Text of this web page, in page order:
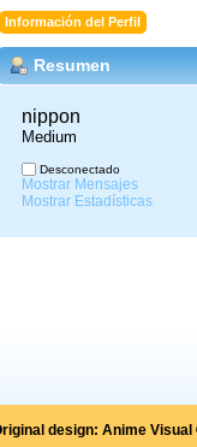
Información del Perfil
Resumen
nippon
Medium
Desconectado
Mostrar Mensajes
Mostrar Estadísticas
design: Anime Visual